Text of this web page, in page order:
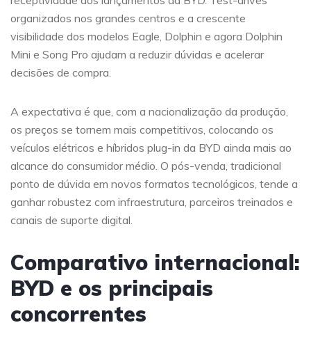
organizados nos grandes centros e a crescente
visibilidade dos modelos Eagle, Dolphin e agora Dolphin
Mini e Song Pro ajudam a reduzir dúvidas e acelerar
decisões de compra.
A expectativa é que, com a nacionalização da produção,
os preços se tornem mais competitivos, colocando os
veículos elétricos e híbridos plug-in da BYD ainda mais ao
alcance do consumidor médio. O pós-venda, tradicional
ponto de dúvida em novos formatos tecnológicos, tende a
ganhar robustez com infraestrutura, parceiros treinados e
canais de suporte digital.
Comparativo internacional:
BYD e os principais
concorrentes